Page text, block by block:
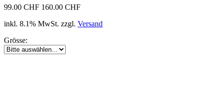
99.00 CHF 160.00 CHF
inkl. 8.1% MwSt. zzgl. Versand
Grösse: